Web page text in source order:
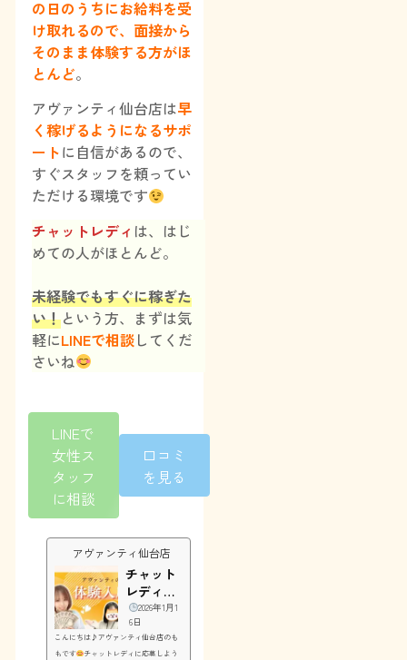
の日のうちにお給料を受
け取れるので、面接から
そのまま体験する方がほ
とんど。
アヴァンティ仙台店は早
く稼げるようになるサポ
ートに自信があるので、
すぐスタッフを頼ってい
ただける環境です
チャットレディ は、はじ
めての人がほとんど。
未経験でもすぐに稼ぎた
い！という方、まずは気
軽にLINEで相談してくだ
さいね
LINEで
女性ス
タッフ
に相談
口コミ
を見る
アヴァンティ仙台店
チャット
レディの
面接体験
はどんな
感じ？
2026年1月1
6日
こんにちは♪アヴァンティ仙台店のも
もです
チャットレディに応募しよう